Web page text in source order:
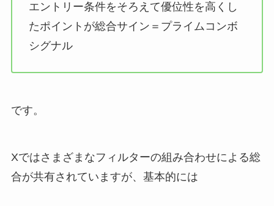
エントリー条件をそろえて優位性を高くし
たポイントが総合サイン＝プライムコンボ
シグナル
です。
Xではさまざまなフィルターの組み合わせによる総
合が共有されていますが、基本的には